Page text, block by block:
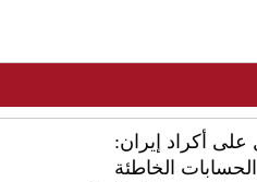
على أكراد إيران:
الخاطئة